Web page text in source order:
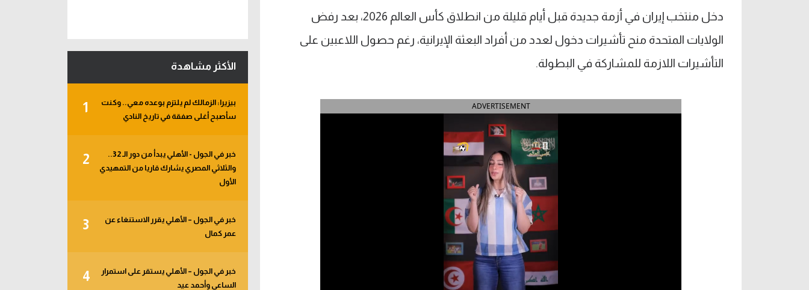
دخل منتخب إيران في أزمة جديدة قبل أيام قليلة من انطلاق كأس العالم 2026، بعد رفض
الولايات المتحدة منح تأشيرات دخول لعدد من أفراد البعثة الإيرانية، رغم حصول اللاعبين على
التأشيرات اللازمة للمشاركة في البطولة.
ADVERTISEMENT
الأكثر مشاهدة
1
بيزيرا: الزمالك لم يلتزم بوعده معي.. وكنت
سأصبح أغلى صفقة في تاريخ النادي
2
خبر في الجول - الأهلي يبدأ من دور الـ 32..
والثلاثي المصري يشارك قاريا من التمهيدي
الأول
3
خبر في الجول – الأهلي يقرر الاستنغاء عن
عمر كمال
4
خبر في الجول – الأهلي يستقر على استمرار
الساعي وأحمد عيد